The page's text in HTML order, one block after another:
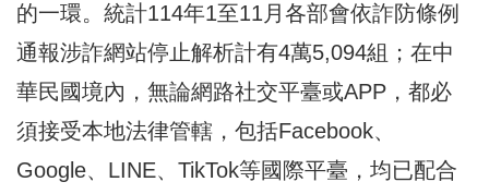
的一環。統計114年1至11月各部會依詐防條例
通報涉詐網站停止解析計有4萬5,094組；在中
華民國境內，無論網路社交平臺或APP，都必
須接受本地法律管轄，包括Facebook、
Google、LINE、TikTok等國際平臺，均已配合